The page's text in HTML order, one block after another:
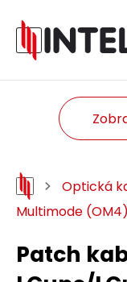
Optická
Multimode
Patch